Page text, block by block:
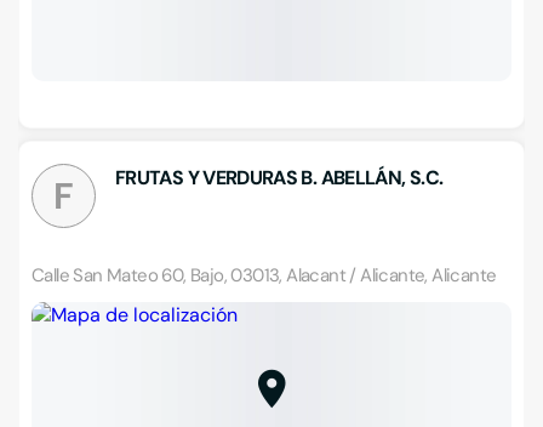
F FRUTAS Y VERDURAS B. ABELLÁN, S.C.
Calle San Mateo 60, Bajo, 03013, Alacant / Alicante, Alicante